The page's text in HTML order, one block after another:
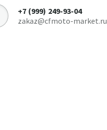
+7 (999) 249-93-04
zakaz@cfmoto-market.ru